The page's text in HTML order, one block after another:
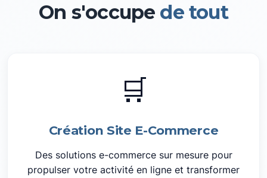
On s'occupe de tout
🛒
Création Site E-Commerce
Des solutions e-commerce sur mesure pour
propulser votre activité en ligne et transformer